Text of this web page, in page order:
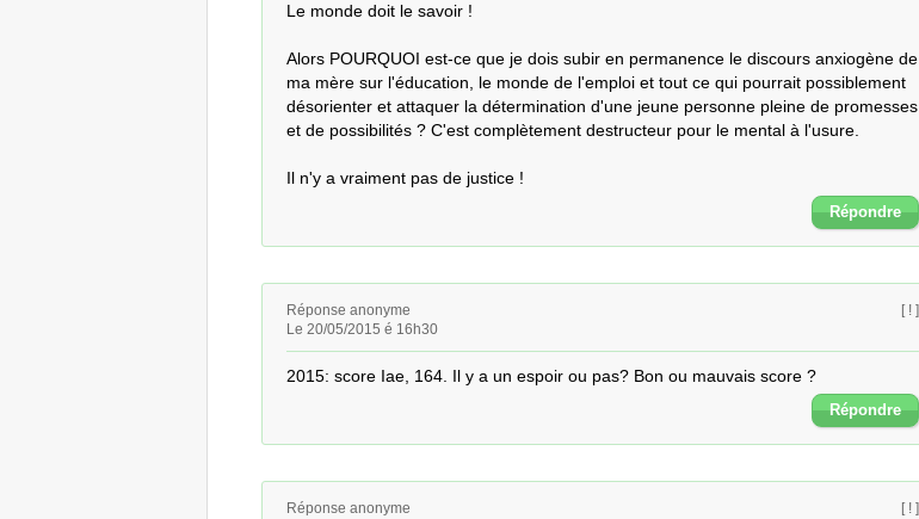
Le monde doit le savoir !
Alors POURQUOI est-ce que je dois subir en permanence le discours anxiogène de
ma mère sur l'éducation, le monde de l'emploi et tout ce qui pourrait possiblement
désorienter et attaquer la détermination d'une jeune personne pleine de promesses
et de possibilités ? C'est complètement destructeur pour le mental à l'usure.
Il n'y a vraiment pas de justice !
Répondre
Réponse anonyme
Le 20/05/2015 é 16h30
[ ! ]
2015: score Iae, 164. Il y a un espoir ou pas? Bon ou mauvais score ?
Répondre
Réponse anonyme
[ ! ]